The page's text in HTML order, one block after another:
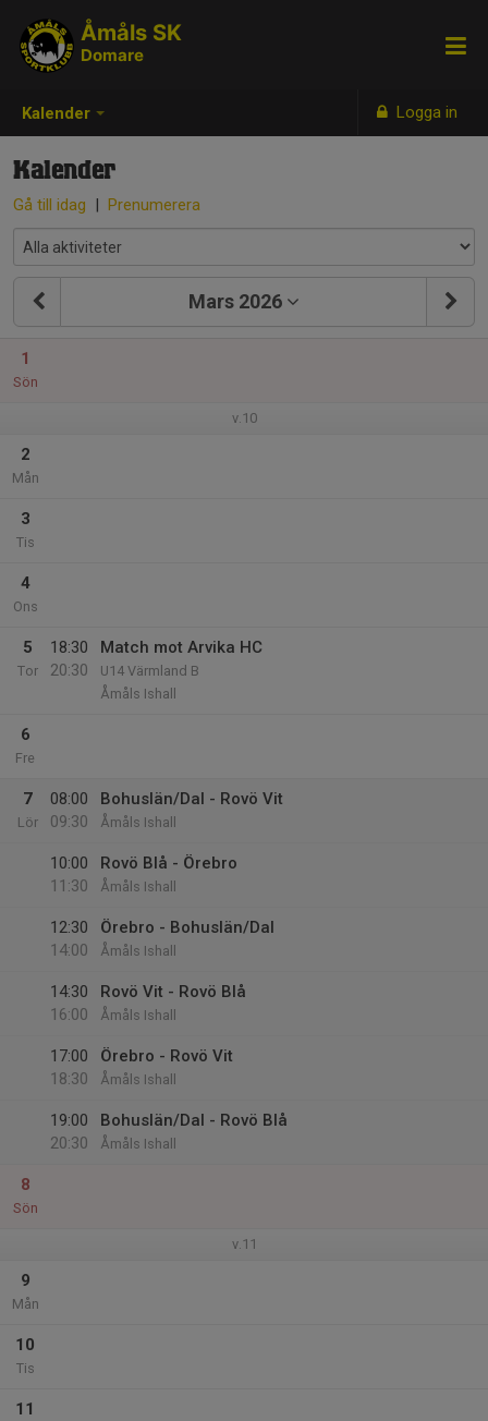
Kalender Logga in
Åmåls SK
Domare
Kalender
Gå till idag | Prenumerera
Mars 2026
1
Sön
v.10
2
Mån
3
Tis
4
Ons
5
Tor
18:30
20:30
Match mot Arvika HC
U14 Värmland B
Åmåls Ishall
6
Fre
7
Lör
08:00
09:30
Bohuslän/Dal - Rovö Vit
Åmåls Ishall
10:00
11:30
Rovö Blå - Örebro
Åmåls Ishall
12:30
14:00
Örebro - Bohuslän/Dal
Åmåls Ishall
14:30
16:00
Rovö Vit - Rovö Blå
Åmåls Ishall
17:00
18:30
Örebro - Rovö Vit
Åmåls Ishall
19:00
20:30
Bohuslän/Dal - Rovö Blå
Åmåls Ishall
8
Sön
v.11
9
Mån
10
Tis
11